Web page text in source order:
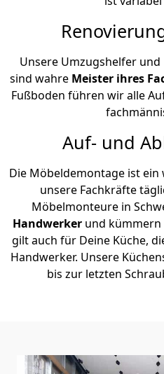
Unsere Umzugshelfer
sind wahre Meister ihres
Fußboden führen wir alle
Auf- und
Die Möbeldemontage ist ein
unsere Fachkräfte
Möbelmonteure in
Handwerker und kümmern
gilt auch für Deine Küche,
Handwerker. Unsere
bis zur letzten